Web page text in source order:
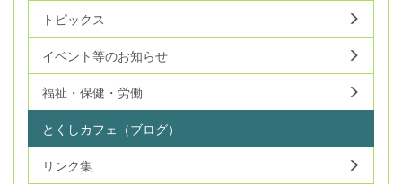
トピックス
イベント等のお知らせ
福祉・保健・労働
とくしカフェ（ブログ）
リンク集